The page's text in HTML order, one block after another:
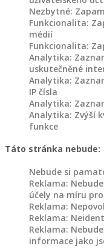
KONTAKT
Nezbytné:
Funkcionalita:
médií
Funkcionalita:
Analytika:
uskutečněné
Analytika:
IP čísla
Analytika:
Analytika: Zvýší
funkce
Táto stránka nebude:
Nebude si
Reklama:
účely na míru
Reklama:
Reklama:
Reklama:
informace jako